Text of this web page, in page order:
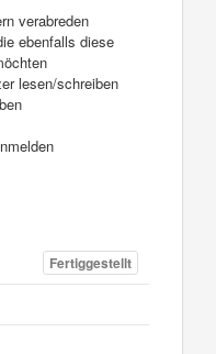
verabreden
ebenfalls diese
lesen/schreiben
Fertiggestellt